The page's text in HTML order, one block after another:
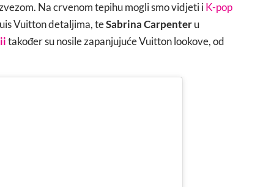
Na crvenom tepihu mogli smo vidjeti iK-pop
Vuitton detaljima, teSabrina Carpenteru
također su nosile zapanjujuće Vuitton lookove, od